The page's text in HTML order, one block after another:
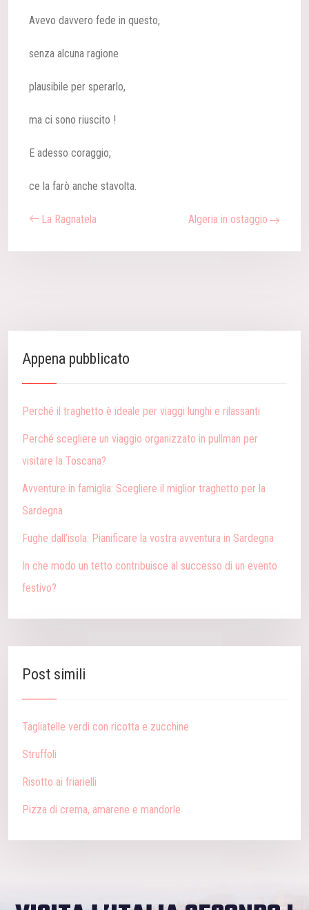
Avevo davvero fede in questo,
senza alcuna ragione
plausibile per sperarlo,
ma ci sono riuscito !
E adesso coraggio,
ce la farò anche stavolta.
La Ragnatela Algeria in ostaggio
Appena pubblicato
Perché il traghetto è ideale per viaggi lunghi e rilassanti
Perché scegliere un viaggio organizzato in pullman per
visitare la Toscana?
Avventure in famiglia: Scegliere il miglior traghetto per la
Sardegna
Fughe dall’isola: Pianificare la vostra avventura in Sardegna
In che modo un tetto contribuisce al successo di un evento
festivo?
Post simili
Tagliatelle verdi con ricotta e zucchine
Struffoli
Risotto ai friarielli
Pizza di crema, amarene e mandorle